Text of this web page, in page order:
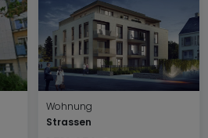
Wohnung
Strassen